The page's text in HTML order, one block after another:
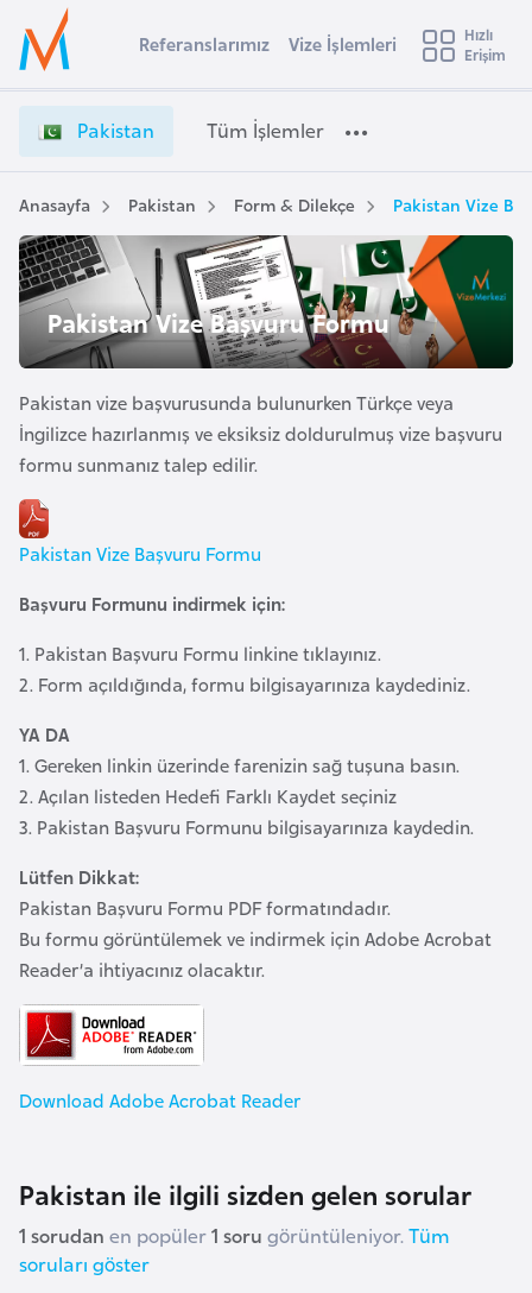
Ülke Seçimi
Başvuru yapmak istediğiniz ülkeyi seçin
Üye
Girişi
a
i
s
a
n
i
z
e
İ
ş
l
e
r
e
t
i
Referanslarımız Vize İşlemleri
Hızlı
Erişim
Pakistan Tüm İşlemler
Anasayfa Pakistan Form & Dilekçe Pakistan Vize
Pakistan Vize Başvuru Formu
Pakistan vize başvurusunda bulunurken Türkçe veya
İngilizce hazırlanmış ve eksiksiz doldurulmuş vize başvuru
formu sunmanız talep edilir.
Pakistan Vize Başvuru Formu
Başvuru Formunu indirmek için:
1. Pakistan Başvuru Formu linkine tıklayınız.
2. Form açıldığında, formu bilgisayarınıza kaydediniz.
YA DA
1. Gereken linkin üzerinde farenizin sağ tuşuna basın.
2. Açılan listeden Hedefi Farklı Kaydet seçiniz
3. Pakistan Başvuru Formunu bilgisayarınıza kaydedin.
Lütfen Dikkat:
Pakistan Başvuru Formu PDF formatındadır.
Bu formu görüntülemek ve indirmek için Adobe Acrobat
Reader’a ihtiyacınız olacaktır.
Download Adobe Acrobat Reader
Pakistan ile ilgili sizden gelen sorular
1 sorudan en popüler1 soru görüntüleniyor.Tüm
soruları göster
s
t
r
a
A
u
t
u
r
y
a
A
z
e
b
a
y
c
n
B
h
r
y
a
n